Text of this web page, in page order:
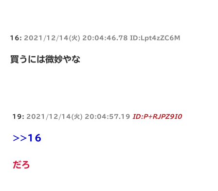
16: 2021/12/14(火) 20:04:46.78 ID:Lpt4zZC6M
買うには微妙やな
19: 2021/12/14(火) 20:04:57.19 ID:P+RJPZ9I0
>>16
だろ